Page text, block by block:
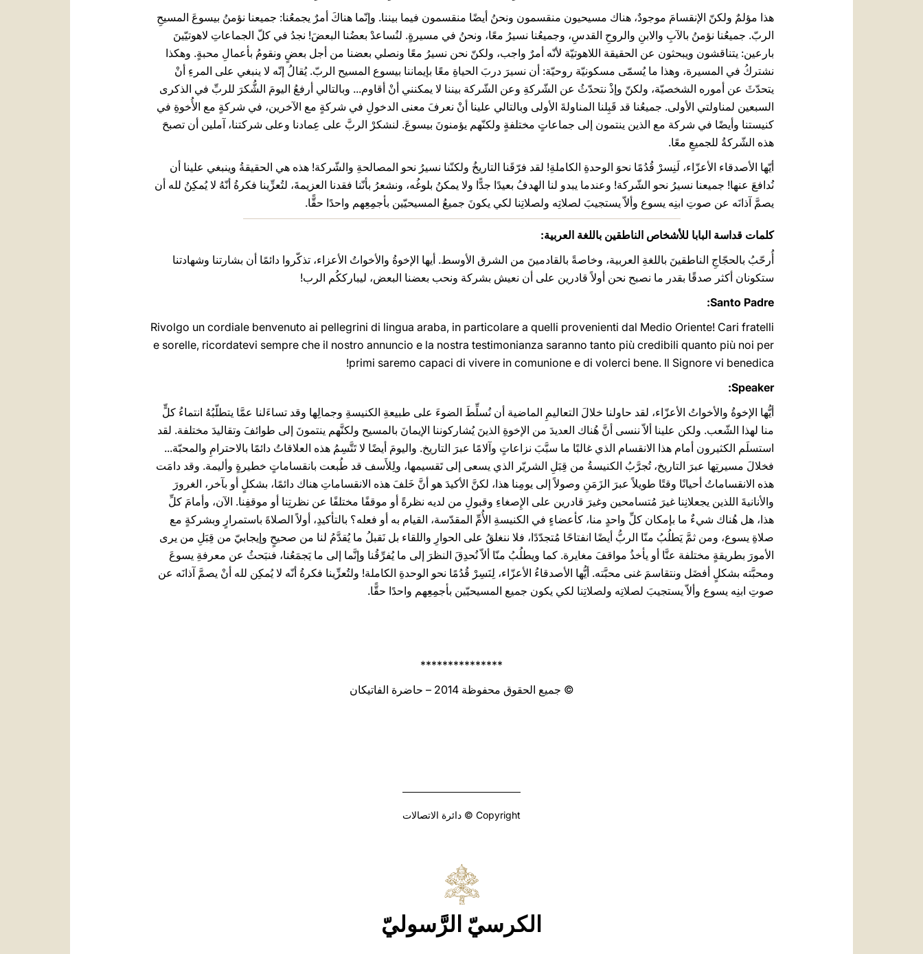
هذا مؤلمٌ ولكنّ الإنقسامَ موجودٌ، هناك مسيحيون منقسمون ونحنُ أيضًا منقسمون فيما بيننا. وإنّما هناكَ أمرٌ يجمعُنا: جميعنا نؤمنُ بيسوعَ المسيحِ
الربّ. جميعُنا نؤمنُ بالآبِ والابنِ والروحِ القدسِ، وجميعُنا نسيرُ معًا، ونحنُ في مسيرةٍ. لنُساعدْ بعضُنا البعضَ! نجدُ في كلّ الجماعاتِ لاهوتيّينَ
بارعين: يتناقشون ويبحثون عن الحقيقة اللاهوتيّة لأنّه أمرٌ واجب، ولكنّ نحن نسيرُ معًا ونصلي بعضنا من أجل بعضٍ ونقومُ بأعمالِ محبةٍ. وهكذا
نشتركُ في المسيرة، وهذا ما يُسمّى مسكونيّة روحيّة: أن نسيرَ دربَ الحياةِ معًا بإيماننا بيسوع المسيح الربّ. يُقالُ إنّه لا ينبغي على المرءِ أنْ
يتحدّثَ عن أموره الشخصيّة، ولكنّ وإذْ نتحدّثُ عن الشّركةِ وعن الشّركة بيننا لا يمكنني أنْ أقاوم... وبالتالي أرفعُ اليومَ الشُّكرَ للربِّ في الذكرى
السبعين لمناولتي الأولى. جميعُنا قد قَبِلنا المناولةَ الأولى وبالتالي علينا أنْ نعرفَ معنى الدخولِ في شركةٍ مع الآخرين، في شركةٍ مع الأُخوةِ في
كنيستنا وأيضًا في شركة مع الذين ينتمون إلى جماعاتٍ مختلفةٍ ولكنّهم يؤمنونَ بيسوعَ. لنشكرْ الربَّ على عِمادنا وعلى شركتنا، آملين أن تصبحَ
هذه الشّركةُ للجميعِ معًا.
أيّها الأصدقاء الأعزّاء، لَنِسرْ قُدُمًا نحوَ الوحدةِ الكاملةِ! لقد فرّقَنا التاريخُ ولكنّنا نسيرُ نحو المصالحةِ والشّركة! هذه هي الحقيقةُ وينبغي علينا أن
نُدافعَ عنها! جميعنا نسيرُ نحو الشّركة! وعندما يبدو لنا الهدفُ بعيدًا جدًّا ولا يمكنُ بلوغُه، ونشعرُ بأنّنا فقدنا العزيمةَ، لتُعزِّينا فكرةُ أنّهُ لا يُمكِنُ لله أن
يصمَّ آذانَه عن صوتِ ابنِه يسوع وألاّ يستجيبَ لصلاتِه ولصلاتِنا لكي يكونَ جميعُ المسيحيّين بأجمِعِهم واحدًا حقًّا.
كلمات قداسة البابا للأشخاص الناطقين باللغة العربية:
أُرحّبُ بالحجّاجِ الناطقينَ باللغةِ العربية، وخاصةً بالقادمينَ من الشرق الأوسط. أيها الإخوةُ والأخواتُ الأعزاء، تذكّروا دائمًا أن بشارتنا وشهادتنا
ستكونان أكثر صدقًا بقدر ما نصبح نحن أولاً قادرين على أن نعيش بشركة ونحب بعضنا البعض، ليبارككُم الرب!
Santo Padre:
Rivolgo un cordiale benvenuto ai pellegrini di lingua araba, in particolare a quelli provenienti dal Medio Oriente! Cari fratelli
e sorelle, ricordatevi sempre che il nostro annuncio e la nostra testimonianza saranno tanto più credibili quanto più noi per
primi saremo capaci di vivere in comunione e di volerci bene. Il Signore vi benedica!
Speaker:
أيُّها الإخوةُ والأخواتُ الأعزّاء، لقد حاولنا خلالَ التعاليمِ الماضية أن نُسلِّطَ الضوءَ على طبيعةِ الكنيسةِ وجمالِها وقد تساءَلنا عمَّا يتطلّبُهُ انتماءُ كلٍّ
منا لهذا الشّعب. ولكن علينا ألاّ ننسى أنَّ هُناك العديدَ من الإخوةِ الذينَ يُشاركوننا الإيمانَ بالمسيح ولكنَّهم ينتمونَ إلى طوائفَ وتقاليدَ مختلفة. لقد
استسلَم الكثيرون أمام هذا الانقسام الذي غالبًا ما سبَّبَ نزاعاتٍ وآلامًا عبرَ التاريخ. واليومَ أيضًا لا تَتَّسِمُ هذه العلاقاتُ دائمًا بالاحترامِ والمحبّة...
فخلالَ مسيرتِها عبرَ التاريخ، تُجرَّبُ الكنيسةُ من قِبَلِ الشريّر الذي يسعى إلى تَقسيمها، ولِلأَسف قد طُبعت بانقساماتٍ خطيرةٍ وأليمة. وقد دامَت
هذه الانقساماتُ أحيانًا وقتًا طويلاً عبرَ الزَمَنِ وصولاً إلى يومِنا هذا، لكنَّ الأكيدَ هو أنَّ خَلفَ هذه الانقساماتِ هناك دائمًا، بشكلٍ أو بآخر، الغرورَ
والأنانيةَ اللذين يجعلانِنا غيرَ مُتسامحين وغيرَ قادرين على الإِصغاءِ وقبولِ من لديه نظرةً أو موقفًا مختلفًا عن نظرتِنا أو موقفِنا. الآن، وأمامَ كلِّ
هذا، هل هُناك شيءٌ ما بإمكان كلِّ واحدٍ منا، كأعضاءٍ في الكنيسةِ الأُمِّ المقدّسة، القيام به أو فعله؟ بالتأكيدِ، أولاً الصلاةَ باستمرارٍ وبشركةٍ مع
صلاةِ يسوع، ومن ثمَّ يَطلُبُ منّا الربُّ أيضًا انفتاحًا مُتجدّدًا، فلا ننغلقُ على الحوارِ واللقاء بل نَقبلُ ما يُقدَّمُ لنا من صحيحٍ وإيجابيّ من قِبَلِ من يرى
الأمورَ بطريقةٍ مختلفة عنَّا أو يأخذُ مواقفَ مغايرة. كما ويطلُبُ منّا ألاّ نُحدِقَ النظرَ إلى ما يُفرِّقُنا وإنَّما إلى ما يَجمَعُنا، فنبَحثُ عن معرفةِ يسوعَ
ومحبَّته بشكلٍ أفضَل ونتقاسمَ غنى محبَّته. أيُّها الأصدقاءُ الأعزّاء، لِنَسِرْ قُدُمًا نحو الوحدةِ الكاملة! ولتُعزِّينا فكرةُ أنّه لا يُمكِن لله أنْ يصمَّ آذانَه عن
صوتِ ابنِه يسوع وألاّ يستجيبَ لصلاتِه ولصلاتِنا لكي يكون جميع المسيحيّين بأجمِعِهم واحدًا حقًّا.
***************
© جميع الحقوق محفوظة 2014 – حاضرة الفاتيكان
Copyright © دائرة الاتصالات
الكرسيّ الرَّسوليّ